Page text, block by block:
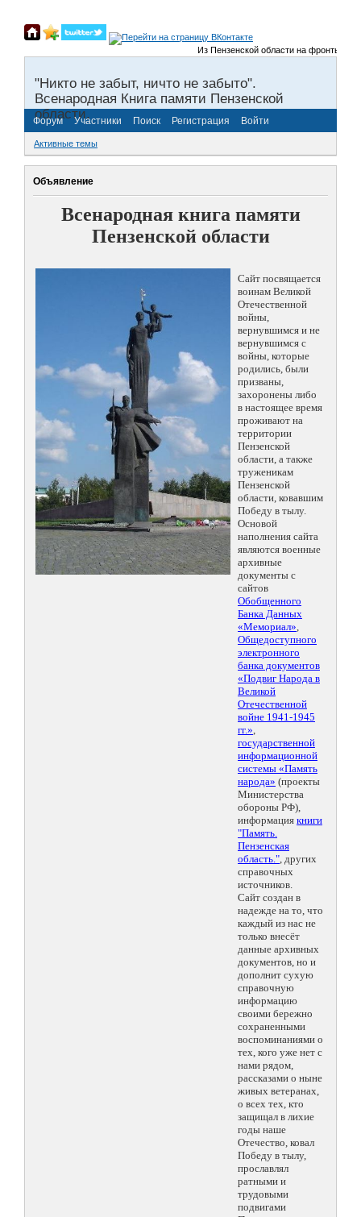
Из Пензенской области на фронты
"Никто не забыт, ничто не забыто".
Всенародная Книга памяти Пензенской
области.
Форум Участники Поиск Регистрация Войти
Активные темы
Объявление
Всенародная книга памяти
Пензенской области
Сайт посвящается
воинам Великой
Отечественной
войны,
вернувшимся и не
вернувшимся с
войны, которые
родились, были
призваны,
захоронены либо
в настоящее время
проживают на
территории
Пензенской
области, а также
труженикам
Пензенской
области, ковавшим
Победу в тылу.
Основой
наполнения сайта
являются военные
архивные
документы с
сайтов
Обобщенного
Банка Данных
«Мемориал»,
Общедоступного
электронного
банка документов
«Подвиг Народа в
Великой
Отечественной
войне 1941-1945
гг.»,
государственной
информационной
системы «Память
народа» (проекты
Министерства
обороны РФ),
информация книги
"Память.
Пензенская
область.", других
справочных
источников.
Сайт создан в
надежде на то, что
каждый из нас не
только внесёт
данные архивных
документов, но и
дополнит сухую
справочную
информацию
своими бережно
сохраненными
воспоминаниями о
тех, кого уже нет с
нами рядом,
рассказами о ныне
живых ветеранах,
о всех тех, кто
защищал в лихие
годы наше
Отечество, ковал
Победу в тылу,
прославлял
ратными и
трудовыми
подвигами